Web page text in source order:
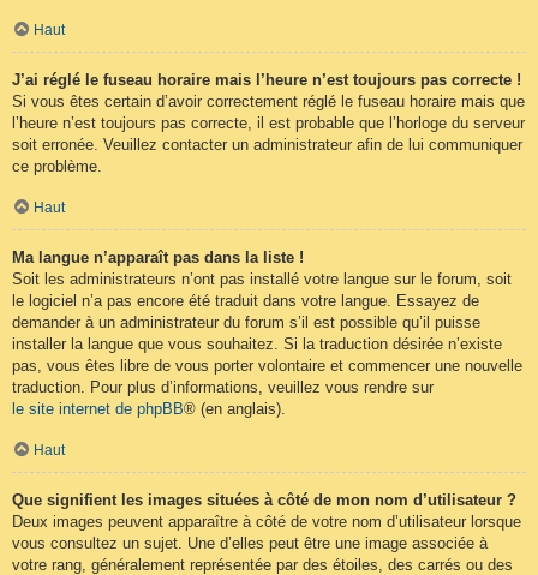
Haut
J’ai réglé le fuseau horaire mais l’heure n’est toujours pas correcte !
Si vous êtes certain d’avoir correctement réglé le fuseau horaire mais que
l’heure n’est toujours pas correcte, il est probable que l’horloge du serveur
soit erronée. Veuillez contacter un administrateur afin de lui communiquer
ce problème.
Haut
Ma langue n’apparaît pas dans la liste !
Soit les administrateurs n’ont pas installé votre langue sur le forum, soit
le logiciel n’a pas encore été traduit dans votre langue. Essayez de
demander à un administrateur du forum s’il est possible qu’il puisse
installer la langue que vous souhaitez. Si la traduction désirée n’existe
pas, vous êtes libre de vous porter volontaire et commencer une nouvelle
traduction. Pour plus d’informations, veuillez vous rendre sur
le site internet de phpBB® (en anglais).
Haut
Que signifient les images situées à côté de mon nom d’utilisateur ?
Deux images peuvent apparaître à côté de votre nom d’utilisateur lorsque
vous consultez un sujet. Une d’elles peut être une image associée à
votre rang, généralement représentée par des étoiles, des carrés ou des